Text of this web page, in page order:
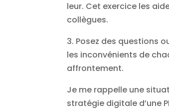
leur. Cet exercice les
collègues.
3. Posez des questions
les inconvénients de
affrontement.
Je me rappelle une
stratégie digitale d’une